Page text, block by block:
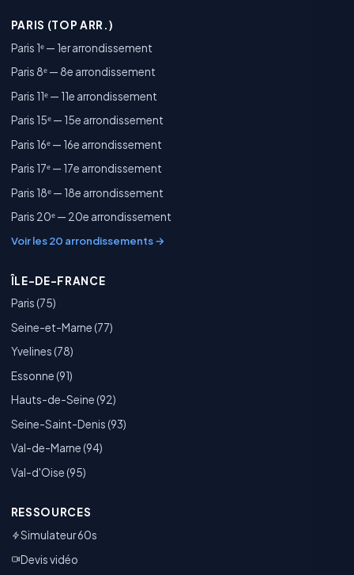
PARIS (TOP ARR.)
Paris 1ᵉ — 1er arrondissement
Paris 8ᵉ — 8e arrondissement
Paris 11ᵉ — 11e arrondissement
Paris 15ᵉ — 15e arrondissement
Paris 16ᵉ — 16e arrondissement
Paris 17ᵉ — 17e arrondissement
Paris 18ᵉ — 18e arrondissement
Paris 20ᵉ — 20e arrondissement
Voir les 20 arrondissements →
ÎLE-DE-FRANCE
Paris (75)
Seine-et-Marne (77)
Yvelines (78)
Essonne (91)
Hauts-de-Seine (92)
Seine-Saint-Denis (93)
Val-de-Marne (94)
Val-d'Oise (95)
RESSOURCES
Simulateur 60s
Devis vidéo